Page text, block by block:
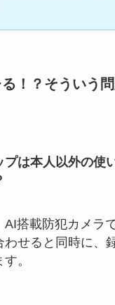
！？そういう
プは本人以外の使
AI搭載防犯カメラ
わせると同時に、
。